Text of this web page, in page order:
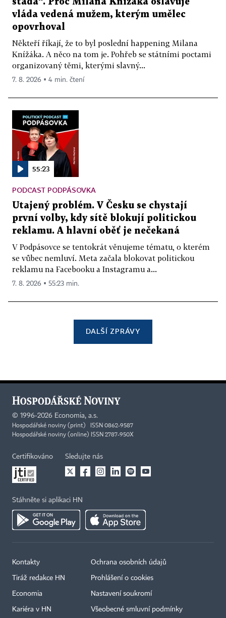
vláda vedená mužem, kterým umělec
opovrhoval
Někteří říkají, že to byl poslední happening Milana
Knížáka. A něco na tom je. Pohřeb se státními poctami
organizovaný těmi, kterými slavný...
7. 8. 2026 ▪ 4 min. čtení
55:23
PODCAST PODPÁSOVKA
Utajený problém. V Česku se chystají
první volby, kdy sítě blokují politickou
reklamu. A hlavní oběť je nečekaná
V Podpásovce se tentokrát věnujeme tématu, o kterém
se vůbec nemluví. Meta začala blokovat politickou
reklamu na Facebooku a Instagramu a...
7. 8. 2026 ▪ 55:23 min.
DALŠÍ ZPRÁVY
© 1996-2026 Economia, a.s.
Hospodářské noviny (print) ISSN 0862-9587
Hospodářské noviny (online) ISSN 2787-950X
Certifikováno Sledujte nás
Stáhněte si aplikaci HN
Kontakty
Tiráž redakce HN
Economia
Kariéra v HN
Ochrana osobních údajů
Prohlášení o cookies
Nastavení soukromí
Všeobecné smluvní podmínky